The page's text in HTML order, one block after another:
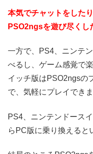
本気でチャットをした
PSO2ngsを遊び尽くし
一方で、PS4、ニンテ
べるし、ゲーム感覚で
イッチ版はPSO2ngsの
で、気軽にプレイできま
PS4、ニンテンドース
らPC版に乗り換えると